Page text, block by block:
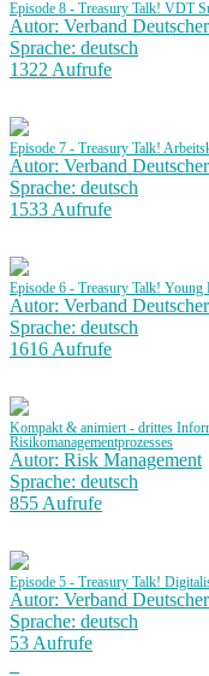
Episode 8 - Treasury Talk! VDT
Autor: Verband
Sprache: deutsch
1322 Aufrufe
Episode 7 - Treasury Talk!
Autor: Verband
Sprache: deutsch
1533 Aufrufe
Episode 6 - Treasury Talk! Young
Autor: Verband
Sprache: deutsch
1616 Aufrufe
Kompakt & animiert - drittes
Risikomanagementprozesses
Autor: Risk Management
Sprache: deutsch
855 Aufrufe
Episode 5 - Treasury Talk!
Autor: Verband
Sprache: deutsch
53 Aufrufe